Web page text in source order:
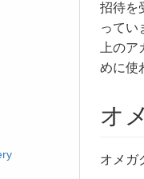
招待を
ってい
上の
めに使
オ
オメガ